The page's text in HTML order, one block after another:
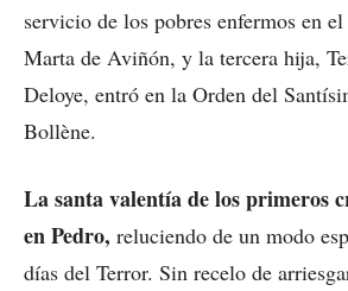
servicio de los pobres enfermos en
Marta de Aviñón, y la tercera hija,
Deloye, entró en la Orden del
Bollène.
La santa valentía de los primeros
en Pedro, reluciendo de un modo
días del Terror. Sin recelo de